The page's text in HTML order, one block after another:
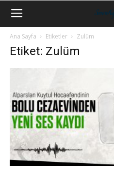
Ana Sayfa Etiketler Zulüm
Etiket: Zulüm